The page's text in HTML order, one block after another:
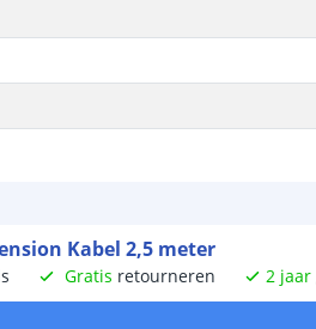
Kabel 2,5 meter
Gratis retourneren 2 jaar